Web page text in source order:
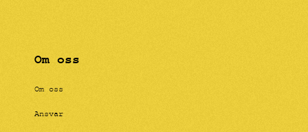
Om oss
Om oss
Ansvar